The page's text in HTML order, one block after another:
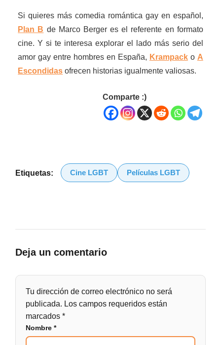
Si quieres más comedia romántica gay en español,
Plan B de Marco Berger es el referente en formato
cine. Y si te interesa explorar el lado más serio del
amor gay entre hombres en España, Krampacko A
Escondidas ofrecen historias igualmente valiosas.
Comparte :)
Etiquetas: Cine LGBT Películas LGBT
Deja un comentario
Tu dirección de correo electrónico no será
publicada. Los campos requeridos están
marcados*
Nombre*